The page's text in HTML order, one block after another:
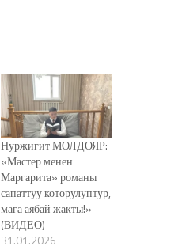
Нуржигит МОЛДОЯР:
«Мастер менен
Маргарита» романы
сапаттуу которулуптур,
мага аябай жакты!»
(ВИДЕО)
31.01.2026